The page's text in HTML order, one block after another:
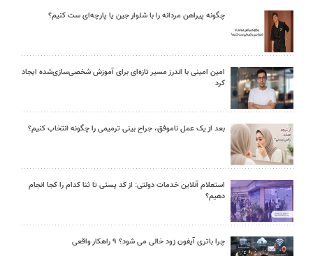
چگونه پیراهن مردانه را با شلوار جین یا پارچه‌ای ست کنیم؟
امین امینی با اندرز مسیر تازه‌ای برای آموزش شخصی‌سازی‌شده ایجاد
کرد
بعد از یک عمل ناموفق، جراح بینی ترمیمی را چگونه انتخاب کنیم؟
استعلام آنلاین خدمات دولتی: از کد پستی تا ثنا کدام را کجا انجام
دهیم؟
چرا باتری آیفون زود خالی می شود؟ ۹ راهکار واقعی